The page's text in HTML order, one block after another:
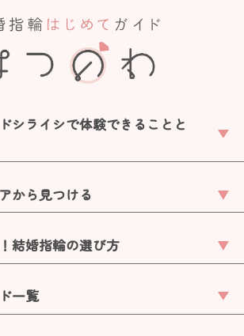
シライシで体験できることと
から見つける
結婚指輪の選び方
一覧